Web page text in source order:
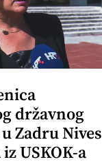
državnog
Zadru Nives
USKOK-a